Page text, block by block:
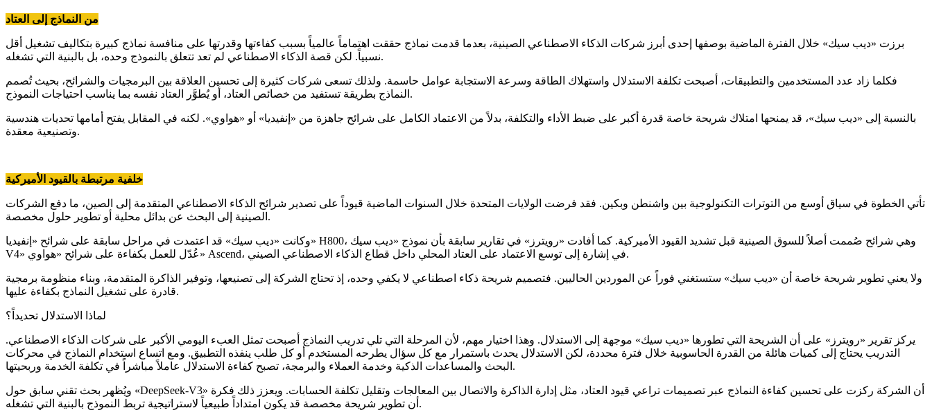
من النماذج إلى العتاد
برزت «ديب سيك» خلال الفترة الماضية بوصفها إحدى أبرز شركات الذكاء الاصطناعي الصينية، بعدما قدمت نماذج حققت اهتماماً عالمياً بسبب كفاءتها وقدرتها على منافسة نماذج كبيرة بتكاليف تشغيل أقل
نسبياً. لكن قصة الذكاء الاصطناعي لم تعد تتعلق بالنموذج وحده، بل بالبنية التي تشغله.
فكلما زاد عدد المستخدمين والتطبيقات، أصبحت تكلفة الاستدلال واستهلاك الطاقة وسرعة الاستجابة عوامل حاسمة. ولذلك تسعى شركات كثيرة إلى تحسين العلاقة بين البرمجيات والشرائح، بحيث تُصمم
النماذج بطريقة تستفيد من خصائص العتاد، أو يُطوَّر العتاد نفسه بما يناسب احتياجات النموذج.
بالنسبة إلى «ديب سيك»، قد يمنحها امتلاك شريحة خاصة قدرة أكبر على ضبط الأداء والتكلفة، بدلاً من الاعتماد الكامل على شرائح جاهزة من «إنفيديا» أو «هواوي». لكنه في المقابل يفتح أمامها تحديات هندسية
وتصنيعية معقدة.
خلفية مرتبطة بالقيود الأميركية
تأتي الخطوة في سياق أوسع من التوترات التكنولوجية بين واشنطن وبكين. فقد فرضت الولايات المتحدة خلال السنوات الماضية قيوداً على تصدير شرائح الذكاء الاصطناعي المتقدمة إلى الصين، ما دفع الشركات
الصينية إلى البحث عن بدائل محلية أو تطوير حلول مخصصة.
وكانت «ديب سيك» قد اعتمدت في مراحل سابقة على شرائح «إنفيديا» H800، وهي شرائح صُممت أصلاً للسوق الصينية قبل تشديد القيود الأميركية. كما أفادت «رويترز» في تقارير سابقة بأن نموذج «ديب سيك
V4» عُدّل للعمل بكفاءة على شرائح «هواوي» Ascend، في إشارة إلى توسع الاعتماد على العتاد المحلي داخل قطاع الذكاء الاصطناعي الصيني.
ولا يعني تطوير شريحة خاصة أن «ديب سيك» ستستغني فوراً عن الموردين الحاليين. فتصميم شريحة ذكاء اصطناعي لا يكفي وحده، إذ تحتاج الشركة إلى تصنيعها، وتوفير الذاكرة المتقدمة، وبناء منظومة برمجية
قادرة على تشغيل النماذج بكفاءة عليها.
لماذا الاستدلال تحديداً؟
يركز تقرير «رويترز» على أن الشريحة التي تطورها «ديب سيك» موجهة إلى الاستدلال. وهذا اختيار مهم، لأن المرحلة التي تلي تدريب النماذج أصبحت تمثل العبء اليومي الأكبر على شركات الذكاء الاصطناعي.
التدريب يحتاج إلى كميات هائلة من القدرة الحاسوبية خلال فترة محددة، لكن الاستدلال يحدث باستمرار مع كل سؤال يطرحه المستخدم أو كل طلب ينفذه التطبيق. ومع اتساع استخدام النماذج في محركات
البحث والمساعدات الذكية وخدمة العملاء والبرمجة، تصبح كفاءة الاستدلال عاملاً مباشراً في تكلفة الخدمة وربحيتها.
ويُظهر بحث تقني سابق حول «DeepSeek-V3» أن الشركة ركزت على تحسين كفاءة النماذج عبر تصميمات تراعي قيود العتاد، مثل إدارة الذاكرة والاتصال بين المعالجات وتقليل تكلفة الحسابات. ويعزز ذلك فكرة
أن تطوير شريحة مخصصة قد يكون امتداداً طبيعياً لاستراتيجية تربط النموذج بالبنية التي تشغله.